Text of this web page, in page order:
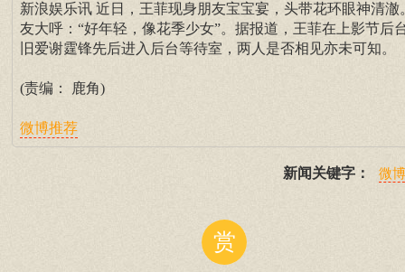
新浪娱乐讯 近日，王菲现身朋友宝宝宴，头带花环眼神清澈
友大呼：“好年轻，像花季少女”。据报道，王菲在上影节后
旧爱谢霆锋先后进入后台等待室，两人是否相见亦未可知。
(责编： 鹿角)
微博推荐
新闻关键字： 微
赏